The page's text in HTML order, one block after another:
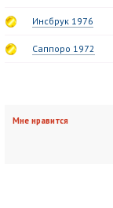
Инсбрук 1976
Саппоро 1972
Мне нравится